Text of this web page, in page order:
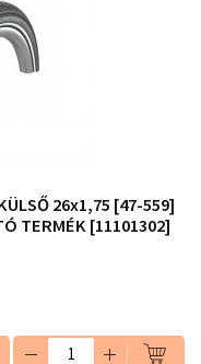
26x1,75 [47-559]
TERMÉK [11101302]